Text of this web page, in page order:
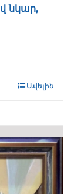
նկար,
Ավելին